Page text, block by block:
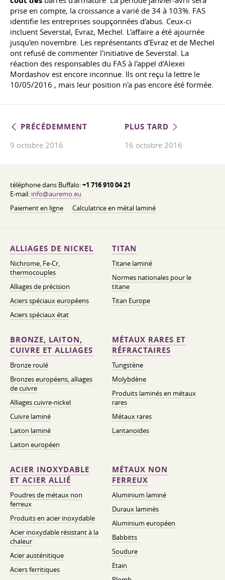
prise en compte, la croissance a varié de 34 à 103%. FAS
identifie les entreprises soupçonnées d'abus. Ceux-ci
incluent Severstal, Evraz, Mechel. L'affaire a été ajournée
jusqu'en novembre. Les représentants d'Evraz et de Mechel
ont refusé de commenter l'initiative de Severstal. La
réaction des responsables du FAS à l'appel d'Alexei
Mordashov est encore inconnue. Ils ont reçu la lettre le
10/05/2016 , mais leur position n'a pas encore été formée.
PRÉCÉDEMMENT
9 octobre 2016
PLUS TARD
16 octobre 2016
téléphone dans Buffalo:+1 716 910 04 21
E-mail: info@auremo.eu
Paiement en ligne
Calculatrice en métal laminé
ALLIAGES DE NICKEL
Nichrome, Fe-Cr,
thermocouples
Alliages de précision
Aciers spéciaux européens
Aciers spéciaux état
TITAN
Titane laminé
Normes nationales pour le
titane
Titan Europe
BRONZE, LAITON,
CUIVRE ET ALLIAGES
Bronze roulé
Bronzes européens, alliages
de cuivre
Alliages cuivre-nickel
Cuivre laminé
Laiton laminé
Laiton européen
MÉTAUX RARES ET
RÉFRACTAIRES
Tungstène
Molybdène
Produits laminés en métaux
rares
Métaux rares
Lantanoïdes
ACIER INOXYDABLE
ET ACIER ALLIÉ
Poudres de métaux non
ferreux
Produits en acier inoxydable
Acier inoxydable résistant à la
chaleur
Acier austénitique
Aciers ferritiques
MÉTAUX NON
FERREUX
Aluminium laminé
Duraux laminés
Aluminium européen
Babbitts
Soudure
Etain